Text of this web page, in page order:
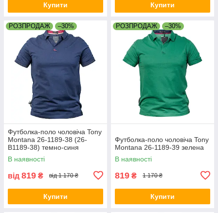
Купити Купити
РОЗПРОДАЖ –30%
Футболка-поло чоловіча Tony
Montana 26-1189-38 (26-
B1189-38) темно-синя
В наявності
від 819 ₴ від 1 170 ₴
Купити
РОЗПРОДАЖ –30%
Футболка-поло чоловіча Tony
Montana 26-1189-39 зелена
В наявності
819 ₴ 1 170 ₴
Купити